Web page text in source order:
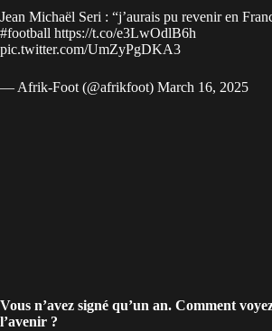
Jean Michaël Seri : “j’aurais pu revenir en
#football https://t.co/e3LwOdlB6h
pic.twitter.com/UmZyPgDKA3
— Afrik-Foot (@afrikfoot) March 16, 2025
Vous n’avez signé qu’un an. Comment
l’avenir ?